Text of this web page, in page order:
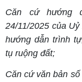
Căn cứ hướng
24/11/2025 của
hướng dẫn trình
tụ ruộng đất;
Căn cứ văn bản